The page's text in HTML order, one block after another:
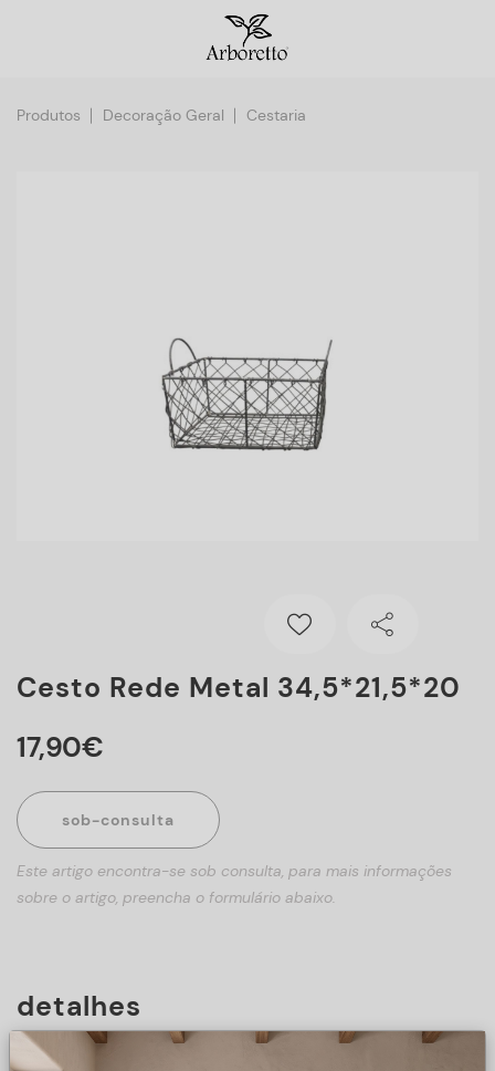
Produtos Decoração Geral Cestaria
Cesto Rede Metal 34,5*21,5*20
17,90€
sob-consulta
Este artigo encontra-se sob consulta, para mais informações
sobre o artigo, preencha o formulário abaixo.
detalhes